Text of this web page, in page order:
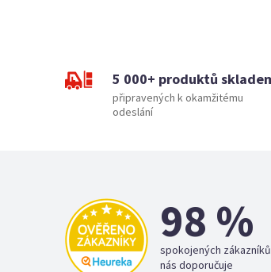
5 000+ produktů
připravených k okamžitému
odeslání
98 %
spokojených zákazníků
nás doporučuje